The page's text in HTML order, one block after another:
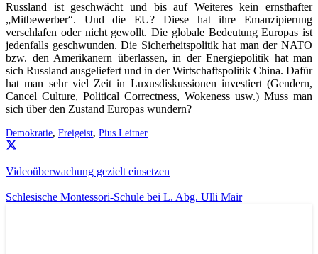
Russland ist geschwächt und bis auf Weiteres kein ernsthafter
„Mitbewerber“. Und die EU? Diese hat ihre Emanzipierung
verschlafen oder nicht gewollt. Die globale Bedeutung Europas ist
jedenfalls geschwunden. Die Sicherheitspolitik hat man der NATO
bzw. den Amerikanern überlassen, in der Energiepolitik hat man
sich Russland ausgeliefert und in der Wirtschaftspolitik China. Dafür
hat man sehr viel Zeit in Luxusdiskussionen investiert (Gendern,
Cancel Culture, Political Correctness, Wokeness usw.) Muss man
sich über den Zustand Europas wundern?
Demokratie, Freigeist, Pius Leitner
Videoüberwachung gezielt einsetzen
Schlesische Montessori-Schule bei L. Abg. Ulli Mair